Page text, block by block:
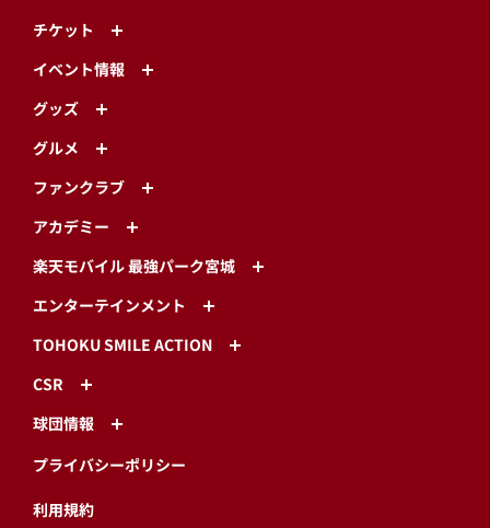
チケット
イベント情報
グッズ
グルメ
ファンクラブ
アカデミー
楽天モバイル 最強パーク宮城
エンターテインメント
TOHOKU SMILE ACTION
CSR
球団情報
プライバシーポリシー
利用規約